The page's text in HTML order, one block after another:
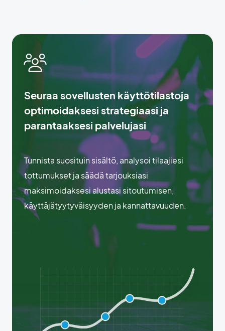
Seuraa sovellusten käyttötilastoja
optimoidaksesi strategiaasi ja
parantaaksesi palvelujasi
Tunnista suosituin sisältö, analysoi tilaajiesi
tottumukset ja säädä tarjouksiasi
maksimoidaksesi alustasi sitoutumisen,
käyttäjätyytyväisyyden ja kannattavuuden.